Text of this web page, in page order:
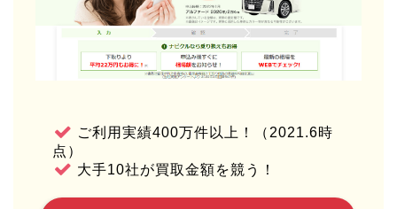
ご利用実績400万件以上！（2021.6時
点）
大手10社が買取金額を競う！